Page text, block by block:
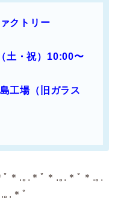
クトリー
・祝） 10:00〜
工場（旧ガラス
ﾟ＊.｡.＊ﾟ＊.｡.＊ﾟ＊.｡.
｡.＊ﾟ